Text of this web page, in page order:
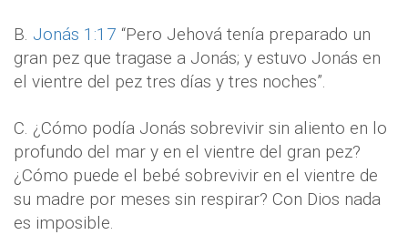
B. Jonás 1:17 “Pero Jehová tenía preparado un
gran pez que tragase a Jonás; y estuvo Jonás en
el vientre del pez tres días y tres noches”.
C. ¿Cómo podía Jonás sobrevivir sin aliento en lo
profundo del mar y en el vientre del gran pez?
¿Cómo puede el bebé sobrevivir en el vientre de
su madre por meses sin respirar? Con Dios nada
es imposible.